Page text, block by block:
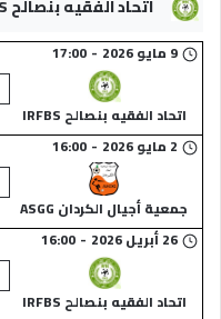
اتحاد الفقيه بنصالح IRFBS
9 مايو 2026 -
17:00
اتحاد الفقيه بنصالح IRFBS
2 مايو 2026 -
16:00
جمعية أجيال الكردان ASGG
26 أبريل 2026 -
16:00
اتحاد الفقيه بنصالح IRFBS